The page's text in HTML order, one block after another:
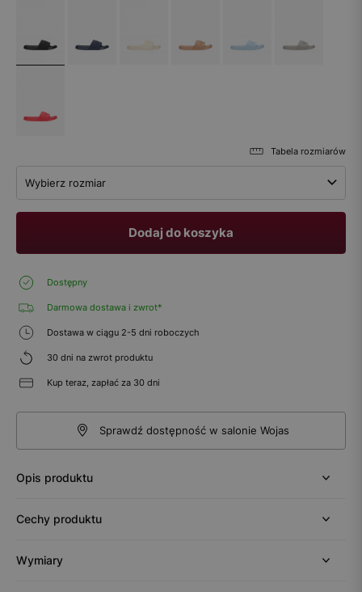
Tabela rozmiarów
Wybierz rozmiar
Dodaj do koszyka
Dostępny
Darmowa dostawa i zwrot*
Dostawa w ciągu 2-5 dni roboczych
30 dni na zwrot produktu
Kup teraz, zapłać za 30 dni
Sprawdź dostępność w salonie Wojas
Opis produktu
Cechy produktu
Wymiary